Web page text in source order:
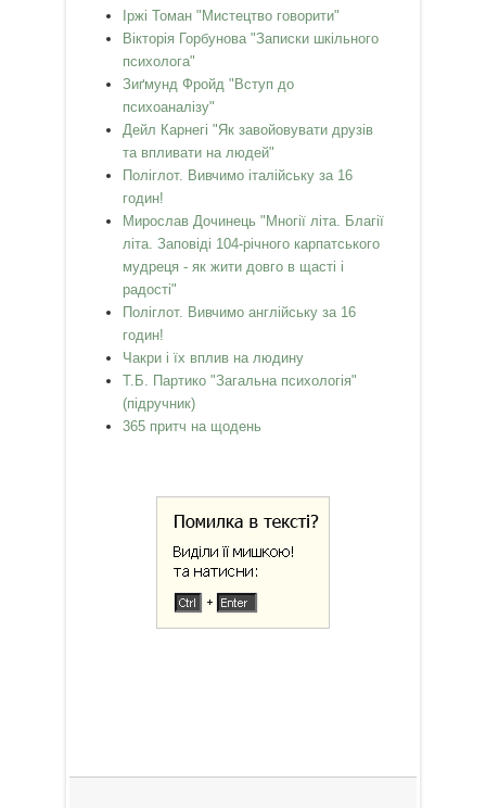
Іржі Томан "Мистецтво говорити"
Вікторія Горбунова "Записки шкільного
психолога"
Зиґмунд Фройд "Вступ до
психоаналізу"
Дейл Карнегі "Як завойовувати друзів
та впливати на людей"
Поліглот. Вивчимо італійську за 16
годин!
Мирослав Дочинець "Многії літа. Благії
літа. Заповіді 104-річного карпатського
мудреця - як жити довго в щасті і
радості"
Поліглот. Вивчимо англійську за 16
годин!
Чакри і їх вплив на людину
Т.Б. Партико "Загальна психологія"
(підручник)
365 притч на щодень